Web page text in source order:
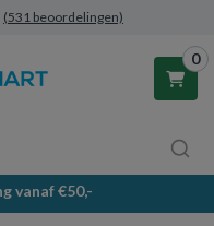
(531 beoordelingen)
0
vanaf €50,-